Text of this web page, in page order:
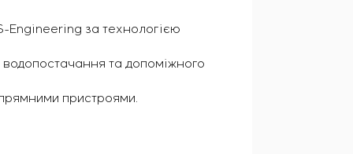
Engineering за технологією
водопостачання та допоміжного
пристроями.